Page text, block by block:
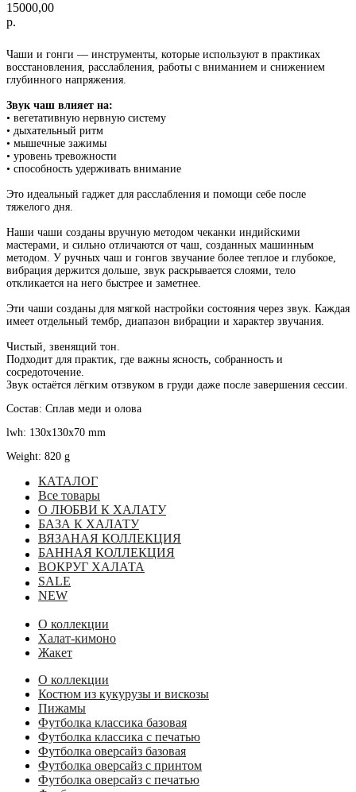
15000,00
р.
Чаши и гонги — инструменты, которые используют в практиках
восстановления, расслабления, работы с вниманием и снижением
глубинного напряжения.
Звук чаш влияет на:
• вегетативную нервную систему
• дыхательный ритм
• мышечные зажимы
• уровень тревожности
• способность удерживать внимание
Это идеальный гаджет для расслабления и помощи себе после
тяжелого дня.
Наши чаши созданы вручную методом чеканки индийскими
мастерами, и сильно отличаются от чаш, созданных машинным
методом. У ручных чаш и гонгов звучание более теплое и глубокое,
вибрация держится дольше, звук раскрывается слоями, тело
откликается на него быстрее и заметнее.
Эти чаши созданы для мягкой настройки состояния через звук. Каждая
имеет отдельный тембр, диапазон вибрации и характер звучания.
Чистый, звенящий тон.
Подходит для практик, где важны ясность, собранность и
сосредоточение.
Звук остаётся лёгким отзвуком в груди даже после завершения сессии.
Состав: Сплав меди и олова
lwh: 130x130x70 mm
Weight: 820 g
КАТАЛОГ
Все товары
О ЛЮБВИ К ХАЛАТУ
БАЗА К ХАЛАТУ
ВЯЗАНАЯ КОЛЛЕКЦИЯ
БАННАЯ КОЛЛЕКЦИЯ
ВОКРУГ ХАЛАТА
SALE
NEW
О коллекции
Халат-кимоно
Жакет
О коллекции
Костюм из кукурузы и вискозы
Пижамы
Футболка классика базовая
Футболка классика с печатью
Футболка оверсайз базовая
Футболка оверсайз с принтом
Футболка оверсайз с печатью